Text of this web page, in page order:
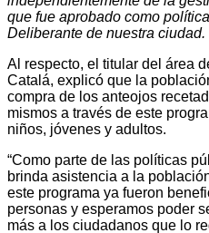
que fue aprobado como
Deliberante de nuestra ciudad.
Al respecto, el titular del área
Catalá, explicó que la
compra de los anteojos
mismos a través de este
niños, jóvenes y adultos.
“Como parte de las políticas
brinda asistencia a la
este programa ya fueron
personas y esperamos poder
más a los ciudadanos que lo